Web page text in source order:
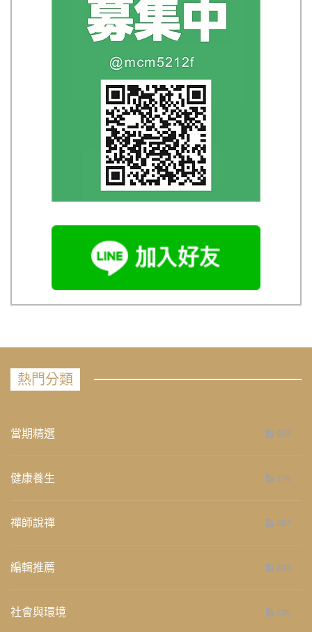
熱門分類
當期精選 658
健康養生 276
禪師說禪 267
編輯推薦 236
社會與環境 235